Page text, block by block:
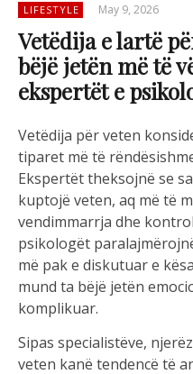
LIFESTYLE May 9, 2026
Vetëdija e lartë
bëjë jetën më të
ekspertët e
Vetëdija për veten
tiparet më të
Ekspertët theksojnë se
kuptojë veten, aq më të
vendimmarrja dhe
psikologët
më pak e diskutuar e
mund ta bëjë jetën
komplikuar.
Sipas specialistëve,
veten kanë tendencë të